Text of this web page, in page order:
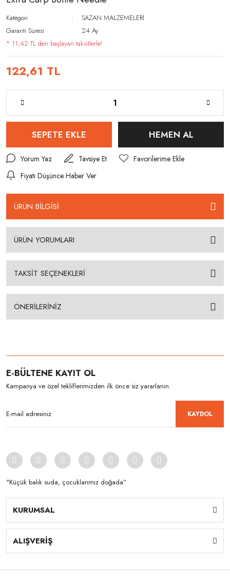
Kategori
SAZAN MALZEMELERİ
Garanti Süresi
24 Ay
* 11,42 TL den başlayan taksitlerle!
122,61 TL
SEPETE EKLE HEMEN AL
Yorum Yaz
Tavsiye Et
Fiyatı Düşünce Haber Ver
ÜRÜN BİLGİSİ
ÜRÜN YORUMLARI
TAKSİT SEÇENEKLERİ
ÖNERİLERİNİZ
E-BÜLTENE KAYIT OL
Kampanya ve özel tekliflerimizden ilk önce siz yararlanın.
KAYDOL
"Küçük balık suda, çocuklarımız doğada”
KURUMSAL
ALIŞVERİŞ